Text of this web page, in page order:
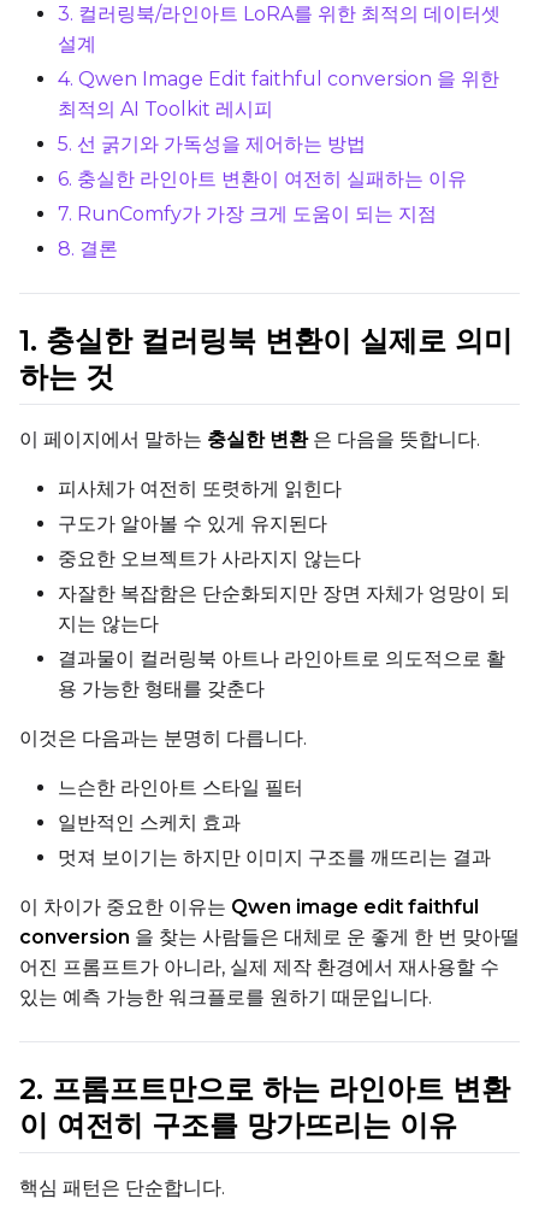
Steps
Learning Rate
Weight Decay
Timestep Type
Weighted
Timestep Bias
Balanced
Loss Type
Mean Squared Error
EMA (Exponential Moving
Text Encoder Optimizations
Toggle
Regularization
ToggleBlank Prompt
Blank Prompt
Other
ToggleContrastive
Contrastive Guidance
VALIDATION
3. 컬러링북/라인아트 LoRA를 위한 최적의 데이터셋
설계
4. Qwen Image Edit faithful conversion 을 위한
최적의 AI Toolkit 레시피
5. 선 굵기와 가독성을 제어하는 방법
6. 충실한 라인아트 변환이 여전히 실패하는 이유
7. RunComfy가 가장 크게 도움이 되는 지점
8. 결론
1. 충실한 컬러링북 변환이 실제로 의미
하는 것
이 페이지에서 말하는 충실한 변환은 다음을 뜻합니다.
피사체가 여전히 또렷하게 읽힌다
구도가 알아볼 수 있게 유지된다
중요한 오브젝트가 사라지지 않는다
자잘한 복잡함은 단순화되지만 장면 자체가 엉망이 되
지는 않는다
결과물이 컬러링북 아트나 라인아트로 의도적으로 활
용 가능한 형태를 갖춘다
이것은 다음과는 분명히 다릅니다.
느슨한 라인아트 스타일 필터
일반적인 스케치 효과
멋져 보이기는 하지만 이미지 구조를 깨뜨리는 결과
이 차이가 중요한 이유는 Qwen image edit faithful
conversion 을 찾는 사람들은 대체로 운 좋게 한 번 맞아떨
어진 프롬프트가 아니라, 실제 제작 환경에서 재사용할 수
있는 예측 가능한 워크플로를 원하기 때문입니다.
2. 프롬프트만으로 하는 라인아트 변환
이 여전히 구조를 망가뜨리는 이유
핵심 패턴은 단순합니다.